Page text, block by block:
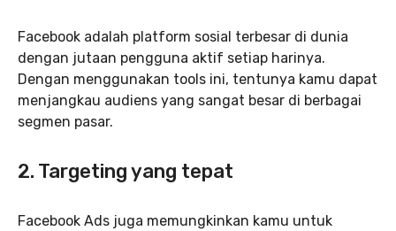
Facebook adalah platform sosial terbesar di dunia
dengan jutaan pengguna aktif setiap harinya.
Dengan menggunakan tools ini, tentunya kamu dapat
menjangkau audiens yang sangat besar di berbagai
segmen pasar.
2. Targeting yang tepat
Facebook Ads juga memungkinkan kamu untuk